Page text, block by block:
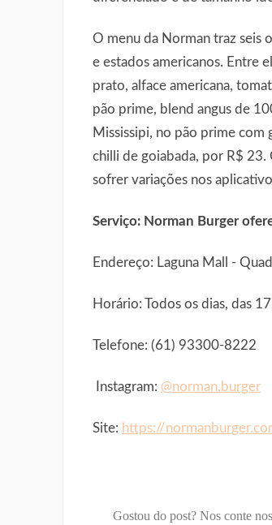
O menu da Norman traz seis
e estados americanos. Entre
prato, alface americana,
pão prime, blend angus de
Mississipi, no pão prime com
chilli de goiabada, por R$ 23.
sofrer variações nos
Serviço: Norman Burger
Endereço: Laguna Mall -
Horário: Todos os dias, das
Telefone: (61) 93300-8222
Instagram: @norman.burger
Site: https://
Gostou do post? Nos conte